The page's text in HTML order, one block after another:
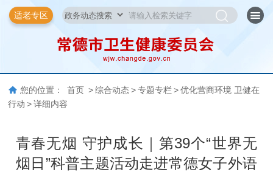
适老专区
您的位置： 首页 > 综合动态 > 专题专栏 > 优化营商环境 卫健在
行动 > 详细内容
青春无烟 守护成长｜第39个“世界无
烟日”科普主题活动走进常德女子外语